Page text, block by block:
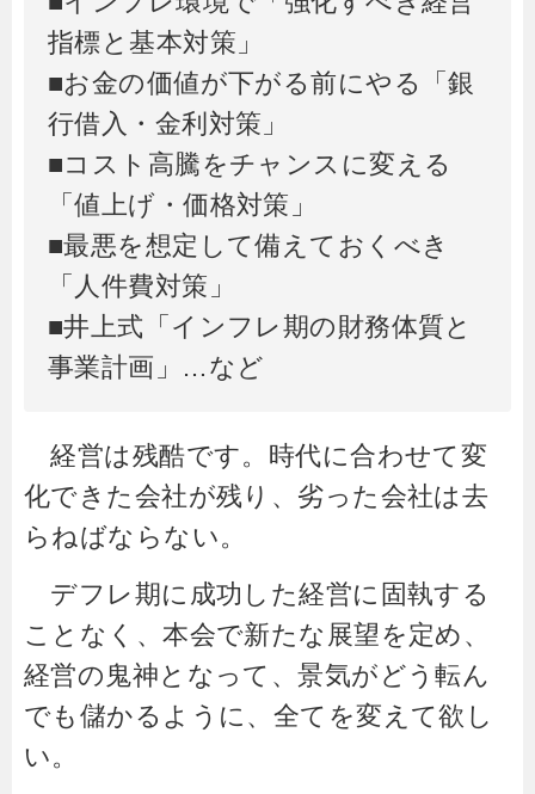
指標と基本対策」
■お金の価値が下がる前にやる「銀
行借入・金利対策」
■コスト高騰をチャンスに変える
「値上げ・価格対策」
■最悪を想定して備えておくべき
「人件費対策」
■井上式「インフレ期の財務体質と
事業計画」…など
経営は残酷です。時代に合わせて変
化できた会社が残り、劣った会社は去
らねばならない。
デフレ期に成功した経営に固執する
ことなく、本会で新たな展望を定め、
経営の鬼神となって、景気がどう転ん
でも儲かるように、全てを変えて欲し
い。